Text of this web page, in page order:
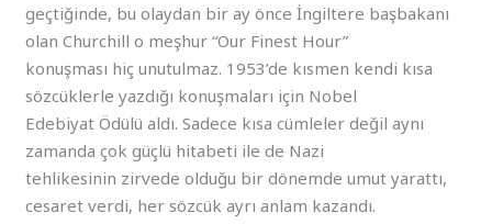
geçtiğinde, bu olaydan bir ay önce İngiltere başbakanı
olan Churchill o meşhur “Our Finest Hour”
konuşması hiç unutulmaz. 1953’de kısmen kendi kısa
sözcüklerle yazdığı konuşmaları için Nobel
Edebiyat Ödülü aldı. Sadece kısa cümleler değil aynı
zamanda çok güçlü hitabeti ile de Nazi
tehlikesinin zirvede olduğu bir dönemde umut yarattı,
cesaret verdi, her sözcük ayrı anlam kazandı.